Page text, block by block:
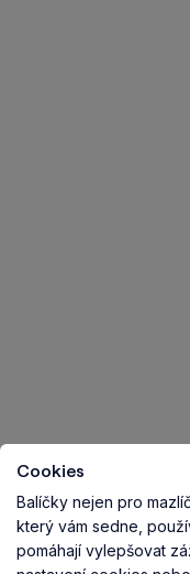
Cookies
Balíčky nejen pro
který vám sedne,
pomáhají vylepšovat